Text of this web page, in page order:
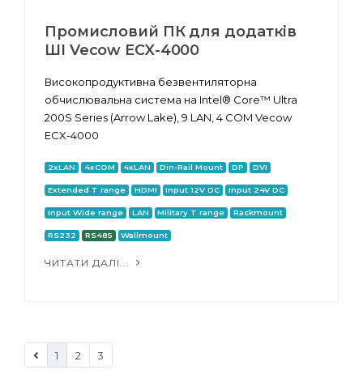
Промисловий ПК для додатків
ШІ Vecow ECX-4000
Високопродуктивна безвентиляторна
обчислювальна система на Intel® Core™ Ultra
200S Series (Arrow Lake), 9 LAN, 4 COM Vecow
ECX-4000
2xLAN 4xCOM 4xLAN Din-Rail Mount DP DVI
Extended T range HDMI Input 12V DC Input 24V DC
Input Wide range LAN Military T range Rackmount
RS232 RS485 Wallmount
ЧИТАТИ ДАЛІ...
1 2 3